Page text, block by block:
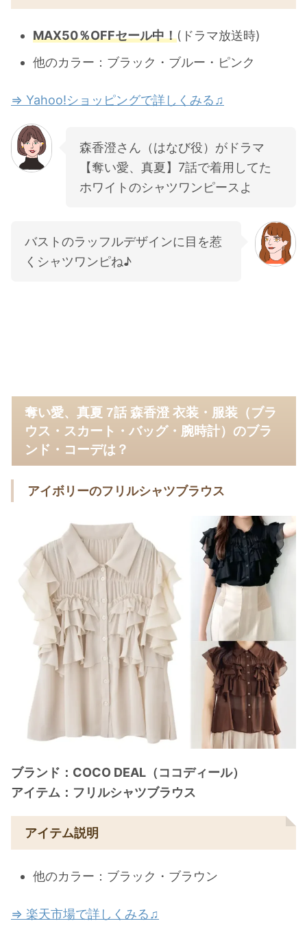
MAX50％OFFセール中！(ドラマ放送時)
他のカラー：ブラック・ブルー・ピンク
⇒ Yahoo!ショッピングで詳しくみる♫
森香澄さん（はなび役）がドラマ
【奪い愛、真夏】7話で着用してた
ホワイトのシャツワンピースよ
バストのラッフルデザインに目を惹
くシャツワンピね♪
奪い愛、真夏 7話 森香澄 衣装・服装（ブラ
ウス・スカート・バッグ・腕時計）のブラ
ンド・コーデは？
アイボリーのフリルシャツブラウス
ブランド：COCO DEAL（ココディール）
アイテム：フリルシャツブラウス
アイテム説明
他のカラー：ブラック・ブラウン
⇒ 楽天市場で詳しくみる♫